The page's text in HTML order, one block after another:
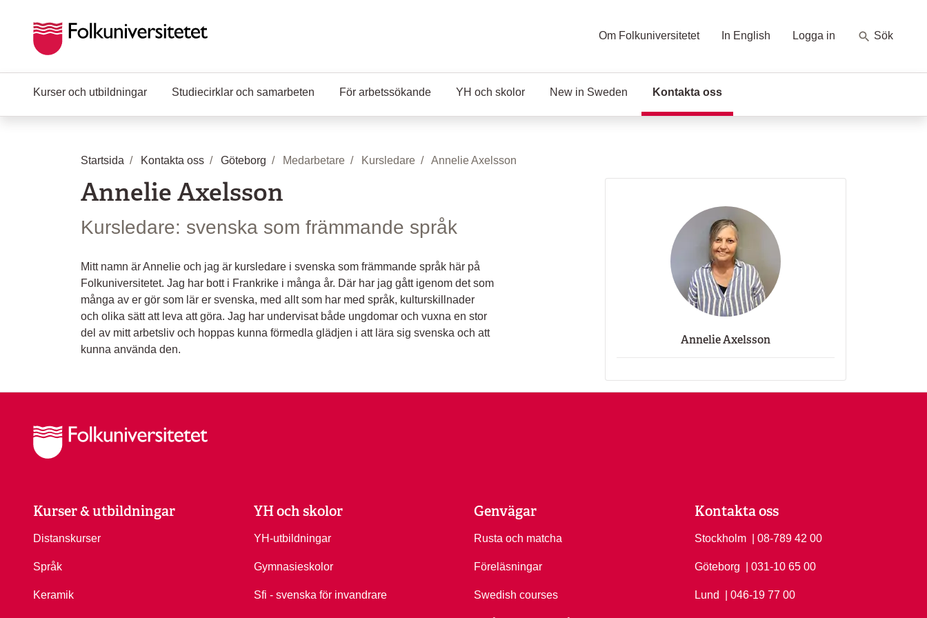
Om Folkuniversitetet In English Logga in Sök
Kurser och utbildningar Studiecirklar och samarbeten För arbetssökande YH och skolor New in Sweden Kontakta oss
Startsida Kontakta oss Göteborg Medarbetare Kursledare Annelie Axelsson
Annelie Axelsson
Kursledare: svenska som främmande språk
Mitt namn är Annelie och jag är kursledare i svenska som främmande språk här på
Folkuniversitetet. Jag har bott i Frankrike i många år. Där har jag gått igenom det som
många av er gör som lär er svenska, med allt som har med språk, kulturskillnader
och olika sätt att leva att göra. Jag har undervisat både ungdomar och vuxna en stor
del av mitt arbetsliv och hoppas kunna förmedla glädjen i att lära sig svenska och att
kunna använda den.
Annelie Axelsson
Kurser & utbildningar
Distanskurser
Språk
Keramik
YH och skolor
YH-utbildningar
Gymnasieskolor
Sfi - svenska för invandrare
Genvägar
Rusta och matcha
Föreläsningar
Swedish courses
Kontakta oss
Stockholm Ring Stockholm på
| 08-789 42 00
Göteborg Ring Göteborg på
| 031-10 65 00
Lund Ring Lund på
| 046-19 77 00